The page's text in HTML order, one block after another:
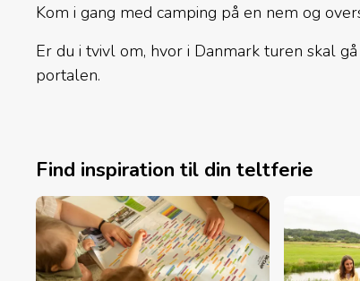
Kom i gang med camping på en nem og
Er du i tvivl om, hvor i Danmark turen skal
portalen.
Find inspiration til din teltferie